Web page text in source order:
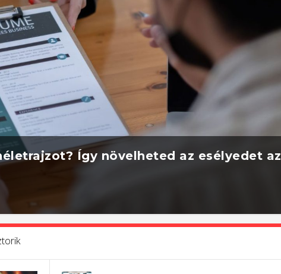
Így növelheted az esélyedet az